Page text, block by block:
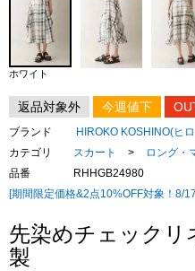
ホワイト
返品対象外 今週値下
ブランド
HIROKO KOSHINO(ヒ
カテゴリ
スカート >
ロング・
品番
RHHGB24980
[期間限定価格&2点10%OFF対象！8/
先染めチェックリ
製